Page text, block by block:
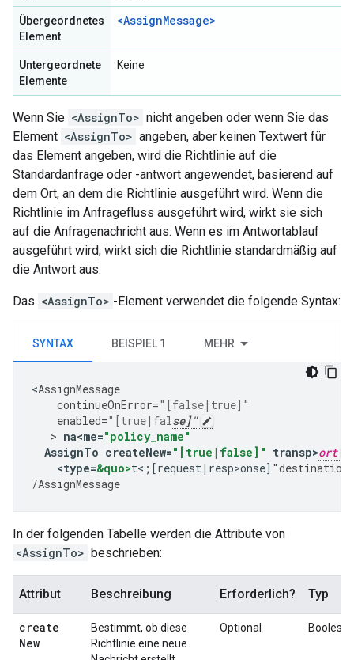
Übergeordnetes
Element
<AssignMessage>
Untergeordnete
Elemente
Keine
Wenn Sie <AssignTo> nicht angeben oder wenn Sie das
Element <AssignTo> angeben, aber keinen Textwert für
das Element angeben, wird die Richtlinie auf die
Standardanfrage oder -antwort angewendet, basierend auf
dem Ort, an dem die Richtlinie ausgeführt wird. Wenn die
Richtlinie im Anfragefluss ausgeführt wird, wirkt sie sich
auf die Anfragenachricht aus. Wenn es im Antwortablauf
ausgeführt wird, wirkt sich die Richtlinie standardmäßig auf
die Antwort aus.
Das <AssignTo> -Element verwendet die folgende Syntax:
SYNTAX BEISPIEL 1 MEHR
<AssignMessage
continueOnError="[false|true]"
enabled="[true|false]"
   >
na<me="policy_name"
AssignTo createNew="[true|false]" transp>ort
<type=&quo>t<;[request|resp>onse]"
/AssignMessage
In der folgenden Tabelle werden die Attribute von
<AssignTo> beschrieben:
Attribut Beschreibung Erforderlich? Typ
create
New
Bestimmt, ob diese
Richtlinie eine neue
Optional Boolesch